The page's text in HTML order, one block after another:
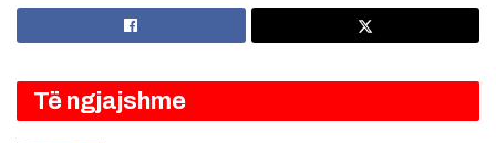
Të ngjajshme